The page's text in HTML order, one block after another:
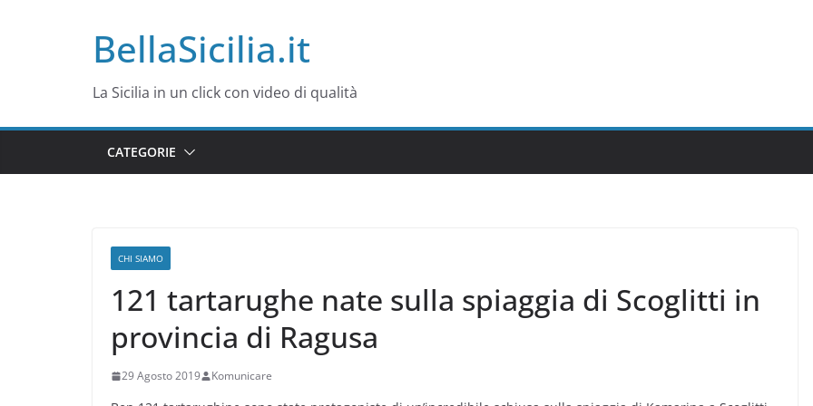
BellaSicilia.it
La Sicilia in un click con video di qualità
CATEGORIE
CHI SIAMO
121 tartarughe nate sulla spiaggia di Scoglitti in
provincia di Ragusa
29 Agosto 2019 Komunicare